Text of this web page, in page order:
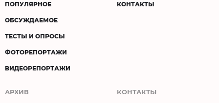
ПОПУЛЯРНОЕ
ОБСУЖДАЕМОЕ
ТЕСТЫ И ОПРОСЫ
ФОТОРЕПОРТАЖИ
ВИДЕОРЕПОРТАЖИ
КОНТАКТЫ
АРХИВ КОНТАКТЫ